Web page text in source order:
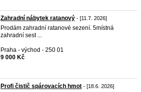
Zahradní nábytek ratanový - [11.7. 2026]
Prodám zahradní ratanové sezení. 5místná
zahradní sest ...
Praha - východ - 250 01
9 000 Kč
Profi čistič spárovacích hmot - [18.6. 2026]